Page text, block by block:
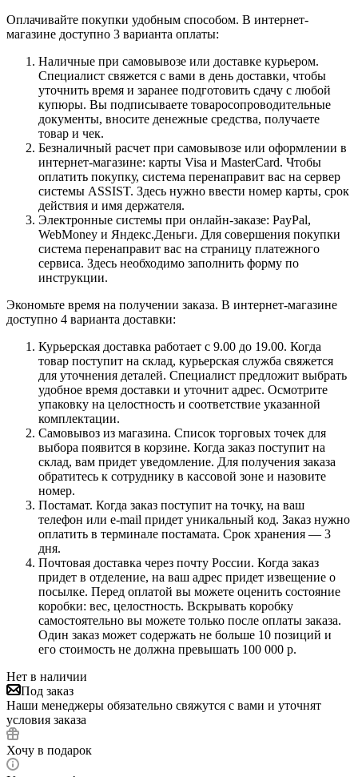
Оплачивайте покупки удобным способом. В интернет-
магазине доступно 3 варианта оплаты:
Наличные при самовывозе или доставке курьером.
Специалист свяжется с вами в день доставки, чтобы
уточнить время и заранее подготовить сдачу с любой
купюры. Вы подписываете товаросопроводительные
документы, вносите денежные средства, получаете
товар и чек.
Безналичный расчет при самовывозе или оформлении в
интернет-магазине: карты Visa и MasterCard. Чтобы
оплатить покупку, система перенаправит вас на сервер
системы ASSIST. Здесь нужно ввести номер карты, срок
действия и имя держателя.
Электронные системы при онлайн-заказе: PayPal,
WebMoney и Яндекс.Деньги. Для совершения покупки
система перенаправит вас на страницу платежного
сервиса. Здесь необходимо заполнить форму по
инструкции.
Экономьте время на получении заказа. В интернет-магазине
доступно 4 варианта доставки:
Курьерская доставка работает с 9.00 до 19.00. Когда
товар поступит на склад, курьерская служба свяжется
для уточнения деталей. Специалист предложит выбрать
удобное время доставки и уточнит адрес. Осмотрите
упаковку на целостность и соответствие указанной
комплектации.
Самовывоз из магазина. Список торговых точек для
выбора появится в корзине. Когда заказ поступит на
склад, вам придет уведомление. Для получения заказа
обратитесь к сотруднику в кассовой зоне и назовите
номер.
Постамат. Когда заказ поступит на точку, на ваш
телефон или e-mail придет уникальный код. Заказ нужно
оплатить в терминале постамата. Срок хранения — 3
дня.
Почтовая доставка через почту России. Когда заказ
придет в отделение, на ваш адрес придет извещение о
посылке. Перед оплатой вы можете оценить состояние
коробки: вес, целостность. Вскрывать коробку
самостоятельно вы можете только после оплаты заказа.
Один заказ может содержать не больше 10 позиций и
его стоимость не должна превышать 100 000 р.
Нет в наличии
Под заказ
Наши менеджеры обязательно свяжутся с вами и уточнят
условия заказа
Хочу в подарок